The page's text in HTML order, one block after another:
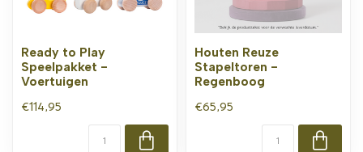
Ready to Play
Speelpakket -
Voertuigen
€114,95
Houten Reuze
Stapeltoren -
Regenboog
€65,95